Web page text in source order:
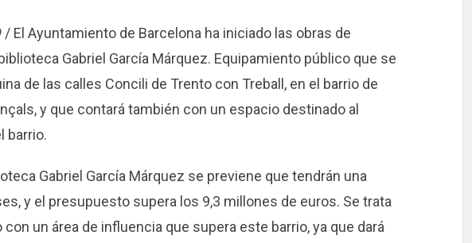
/ El Ayuntamiento de Barcelona ha iniciado las obras de
Gabriel García Márquez. Equipamiento público que se
de las calles Concili de Trento con Treball, en el barrio de
y que contará también con un espacio destinado al
barrio.
Gabriel García Márquez se previene que tendrán una
y el presupuesto supera los 9,3 millones de euros. Se trata
un área de influencia que supera este barrio, ya que dará